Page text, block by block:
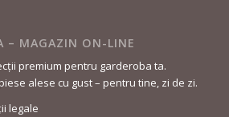
– MAGAZIN ON-LINE
premium pentru garderoba ta.
alese cu gust – pentru tine, zi de zi.
legale